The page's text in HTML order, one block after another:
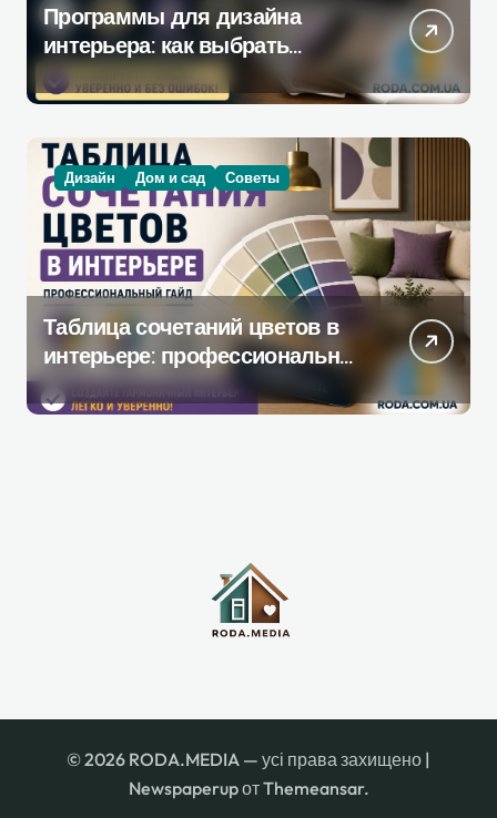
Программы для дизайна
интерьера: как выбрать
инструмент, который
действительно поможет при
ремонте
Дизайн Дом и сад Советы
Таблица сочетаний цветов в
интерьере: профессиональное
руководство по созданию
гармоничной палитры
© 2026 RODA.MEDIA — усі права захищено |
NewspaperupотThemeansar.